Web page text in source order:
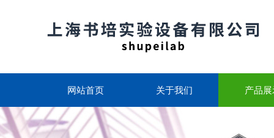
网站首页 关于我们 产品